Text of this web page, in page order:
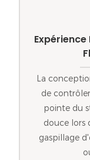
La
de
pointe du
douce lors
gaspillage